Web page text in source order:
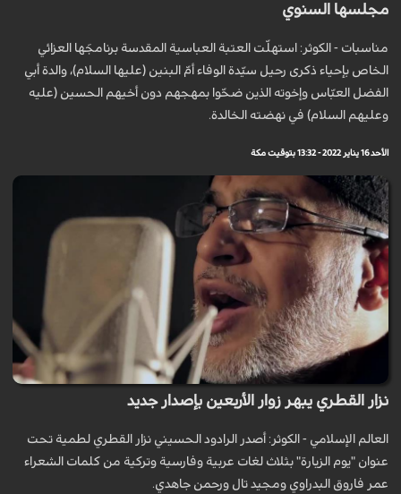
مجلسها السنوي
مناسبات - الكوثر: استهلّت العتبة العباسية المقدسة برنامجَها العزائي
الخاص بإحياء ذكرى رحيل سيّدة الوفاء أمّ البنين (عليها السلام)، والدة أبي
الفضل العبّاس وإخوته الذين ضحّوا بمهجهم دون أخيهم الحسين (عليه
وعليهم السلام) في نهضته الخالدة.
الأحد 16 يناير 2022 - 13:32 بتوقيت مكة
نزار القطري يبهر زوار الأربعين بإصدار جديد
العالم الإسلامي - الكوثر: أصدر الرادود الحسيني نزار القطري لطمية تحت
عنوان "يوم الزيارة" بثلاث لغات عربية وفارسية وتركية من كلمات الشعراء
عمر فاروق البدراوي ومجيد تال ورحمن جاهدي.